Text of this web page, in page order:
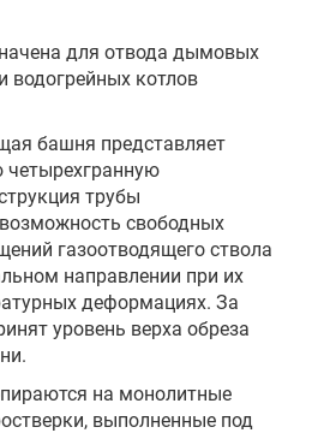
для отвода дымовых
водогрейных котлов
башня представляет
четырехгранную
трубы
свободных
газоотводящего ствола
направлении при их
деформациях. За
уровень верха обреза
на монолитные
выполненные под